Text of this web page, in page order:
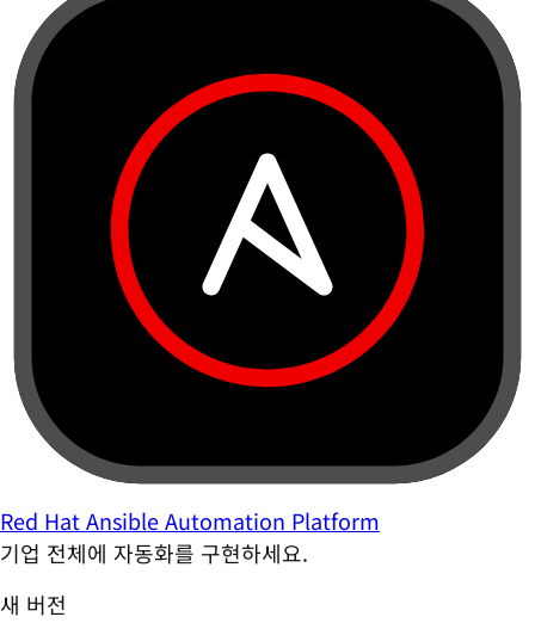
Red Hat Ansible Automation Platform
기업 전체에 자동화를 구현하세요.
새 버전